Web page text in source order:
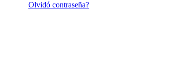
Olvidó contraseña?